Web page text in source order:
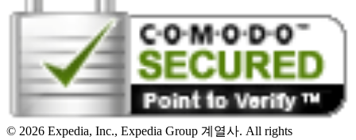
© 2026 Expedia, Inc., Expedia Group 계열사. All rights